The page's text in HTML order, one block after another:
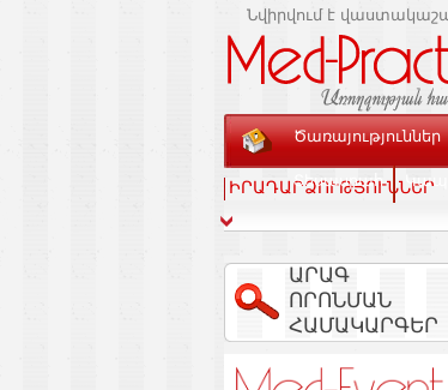
Նվիրվում է
Ծառայություններ
Տեսասրահ Կապ
ԻՐԱԴԱՐՁՈՒԹՅՈՒՆՆԵՐ
ԱՐԱԳ
ՈՐՈՆՄԱՆ
ՀԱՄԱԿԱՐԳԵՐ